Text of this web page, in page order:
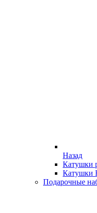
Назад
Катушки
Катушки
Подарочные